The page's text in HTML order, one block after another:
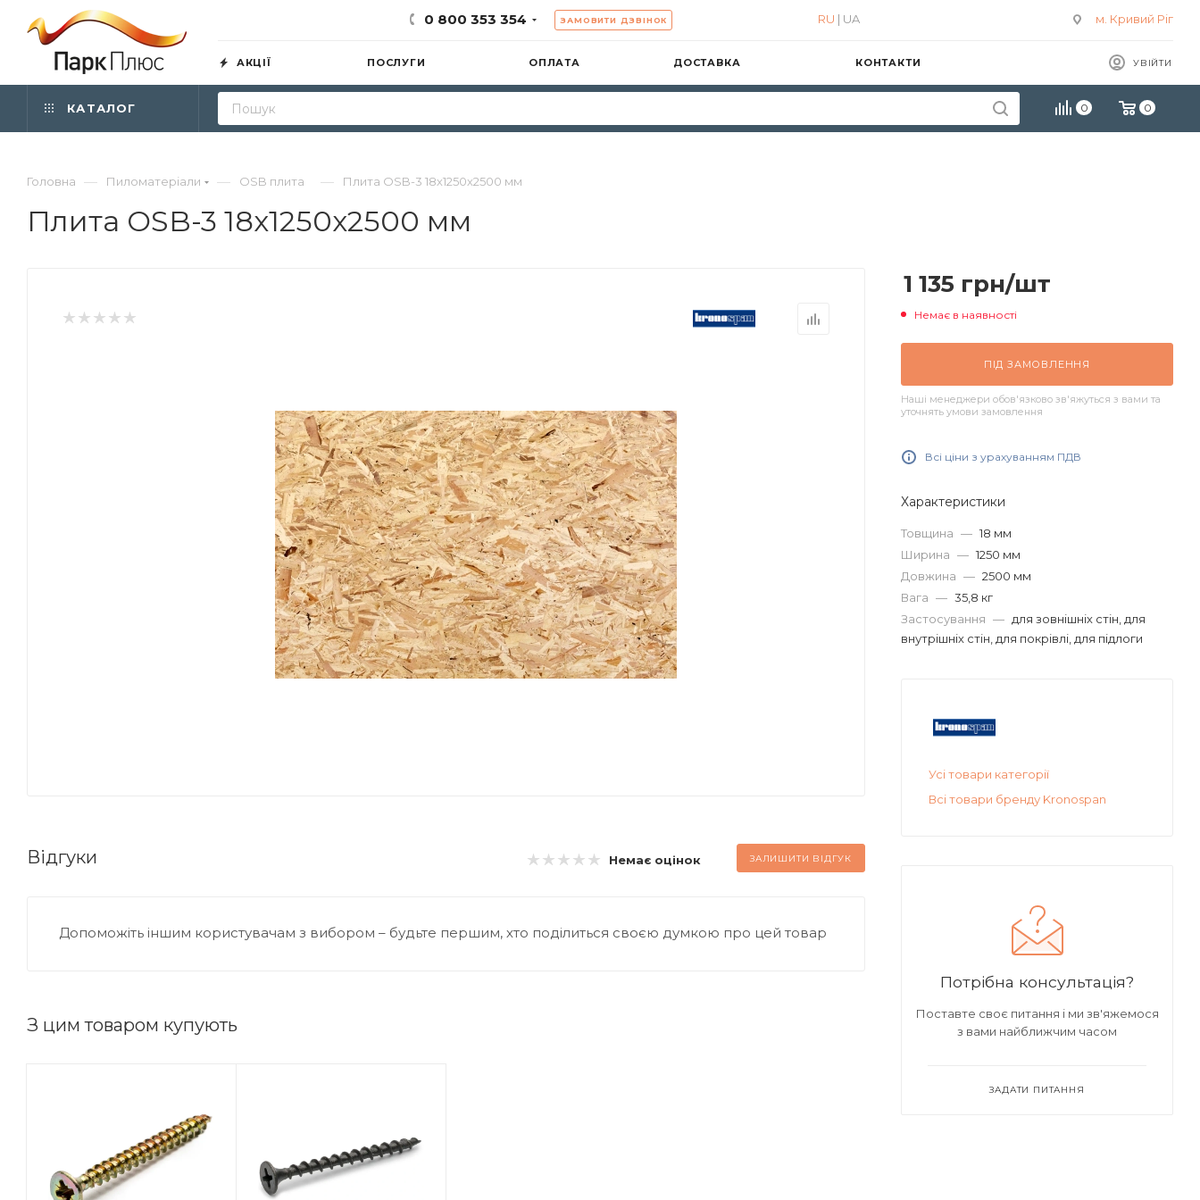
0 800 353 354 ЗАМОВИТИ ДЗВІНОК м. Кривий Ріг
RU | UA
УВІЙТИ
АКЦІЇ ПОСЛУГИ ОПЛАТА ДОСТАВКА КОНТАКТИ
0 0
КАТАЛОГ
Головна — Пиломатеріали — OSB плита — Плита OSB-3 18х1250х2500 мм
Плита OSB-3 18х1250х2500 мм
Відгуки Немає оцінок ЗАЛИШИТИ ВІДГУК
Допоможіть іншим користувачам з вибором – будьте першим, хто поділиться своєю думкою про цей товар
З цим товаром купують
1 135 грн/шт
Немає в наявності
ПІД ЗАМОВЛЕННЯ
Наші менеджери обов'язково зв'яжуться з вами та
уточнять умови замовлення
Всі ціни з урахуванням ПДВ
Характеристики
Товщина — 18 мм
Ширина — 1250 мм
Довжина — 2500 мм
Вага — 35,8 кг
Застосування — для зовнішніх стін, для
внутрішніх стін, для покрівлі, для підлоги
Усі товари категорії
Всі товари бренду Kronospan
Потрібна консультація?
Поставте своє питання і ми зв'яжемося
з вами найближчим часом
ЗАДАТИ ПИТАННЯ